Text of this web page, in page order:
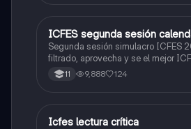
ICFES: Lectura Crítica
ICFES segunda sesión
Segunda sesión simulacro ICFES
filtrado, aprovecha y se el mejor
poder ingresar a universidad, y
carrera con la que tanto sueñas.
11 9,888 124
Lengua Castellana
Icfes lectura crítica